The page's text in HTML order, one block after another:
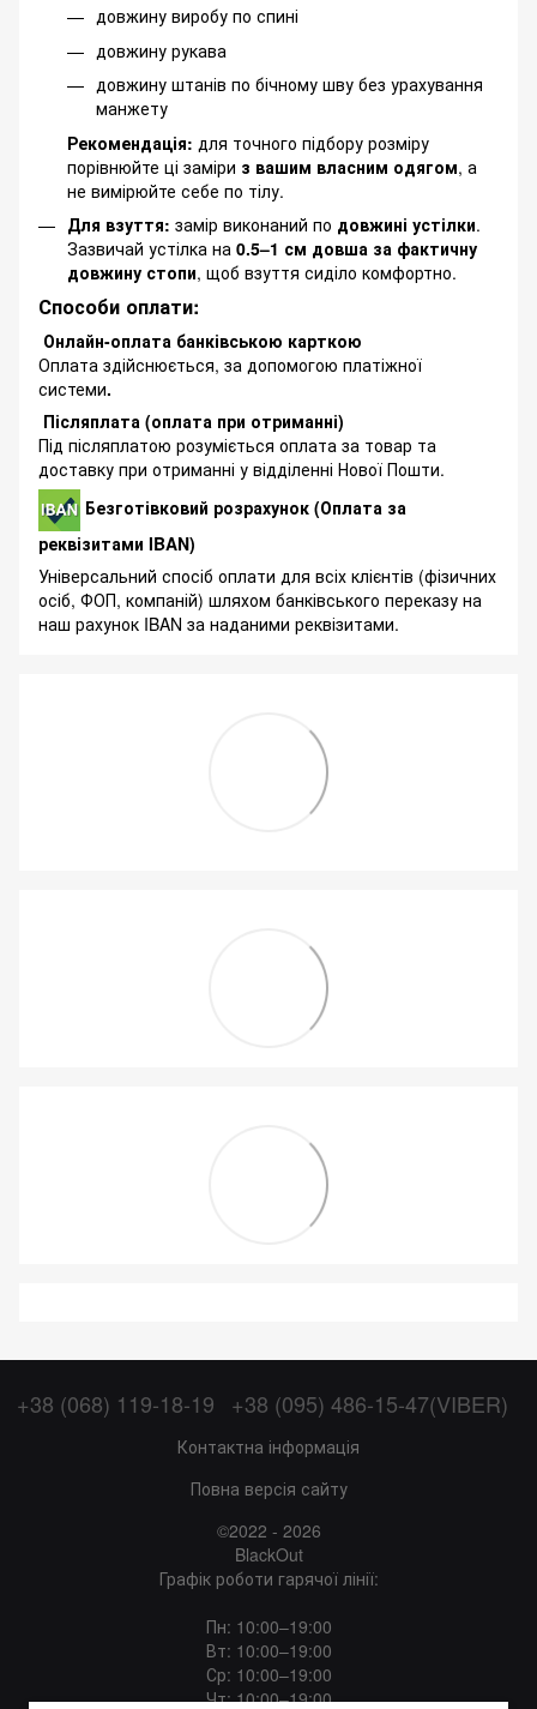
довжину виробу по спині
довжину рукава
довжину штанів по бічному шву без урахування
манжету
Рекомендація: для точного підбору розміру
порівнюйте ці заміри з вашим власним одягом, а
не вимірюйте себе по тілу.
Для взуття: замір виконаний по довжині устілки.
Зазвичай устілка на 0.5–1 см довша за фактичну
довжину стопи, щоб взуття сиділо комфортно.
Способи оплати:
Онлайн-оплата банківською карткою
Оплата здійснюється, за допомогою платіжної
системи.
Післяплата (оплата при отриманні)
Під післяплатою розуміється оплата за товар та
доставку при отриманні у відділенні Нової Пошти.
Безготівковий розрахунок (Оплата за
реквізитами IBAN)
Універсальний спосіб оплати для всіх клієнтів (фізичних
осіб, ФОП, компаній) шляхом банківського переказу на
наш рахунок IBAN за наданими реквізитами.
+38 (068) 119-18-19 +38 (095) 486-15-47(VIBER)
Контактна інформація
Повна версія сайту
©2022 - 2026
BlackOut
Графік роботи гарячої лінії:
Пн: 10:00–19:00
Вт: 10:00–19:00
Ср: 10:00–19:00
Чт: 10:00–19:00